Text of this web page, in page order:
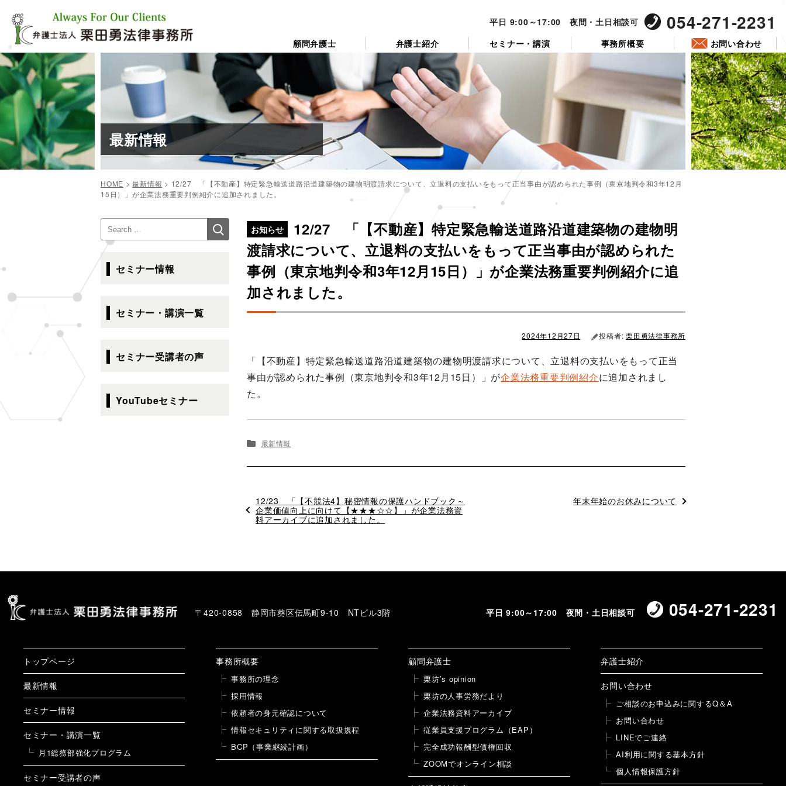
ツ
へ
ス
キ
プ
平日 9:00～17:00 夜間・土日相談可 054-271-2231
顧問弁護士 弁護士紹介 セミナー・講演 事務所概要 お問い合わせ
最新情報
HOME >最新情報 > 12/27 「【不動産】特定緊急輸送道路沿道建築物の建物明渡請求について、立退料の支払いをもって正当事由が認められた事例（東京地判令和3年12月
15日）」が企業法務重要判例紹介に追加されました。
お知らせ
12/27 「【不動産】特定緊急輸送道路沿道建築物の建物明
渡請求について、立退料の支払いをもって正当事由が認められた
事例（東京地判令和3年12月15日）」が企業法務重要判例紹介に追
加されました。
日:
2024年12月27日 投稿者: 栗田勇法律事務所
「【不動産】特定緊急輸送道路沿道建築物の建物明渡請求について、立退料の支払いをもって正当
事由が認められた事例（東京地判令和3年12月15日）」が企業法務重要判例紹介に追加されまし
た。
ゴ
リ
ー
最新情報
稿
ナ
ビ
ゲ
ー
シ
過
去
の
12/23 「【不競法4】秘密情報の保護ハンドブック～
企業価値向上に向けて【★★★☆☆】」が企業法務資
料アーカイブに追加されました。
次
年末年始のお休みについて
検
索:
検
索
セミナー情報
セミナー・講演一覧
セミナー受講者の声
YouTubeセミナー
〒420-0858 静岡市葵区伝馬町9-10 NTビル3階 平日 9:00～17:00 夜間・土日相談可 054-271-2231
トップページ
最新情報
セミナー情報
セミナー・講演一覧
月1総務部強化プログラム
セミナー受講者の声
事務所概要
事務所の理念
採用情報
依頼者の身元確認について
情報セキュリティに関する取扱規程
BCP（事業継続計画）
顧問弁護士
栗坊’s opinion
栗坊の人事労務だより
企業法務資料アーカイブ
従業員支援プログラム（EAP）
完全成功報酬型債権回収
ZOOMでオンライン相談
弁護士紹介
お問い合わせ
ご相談のお申込みに関するQ＆A
お問い合わせ
LINEでご連絡
AI利用に関する基本方針
個人情報保護方針